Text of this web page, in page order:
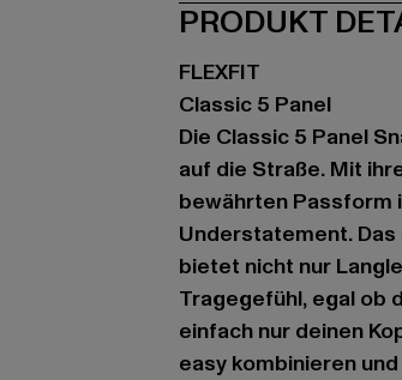
PRODUKT
FLEXFIT
Classic 5 Panel
Die Classic 5 Panel
auf die Straße. Mit
bewährten Passform
Understatement. Das
bietet nicht nur
Tragegefühl, egal ob
einfach nur deinen
easy kombinieren